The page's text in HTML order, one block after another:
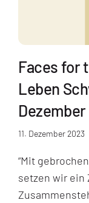
Faces for
Leben
Dezember
11. Dezember 2023
“Mit
setzen wir ein